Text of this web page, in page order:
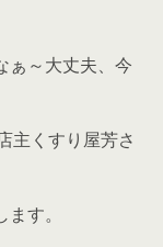
ぁ～大丈夫、今
主くすり屋芳さ
す。